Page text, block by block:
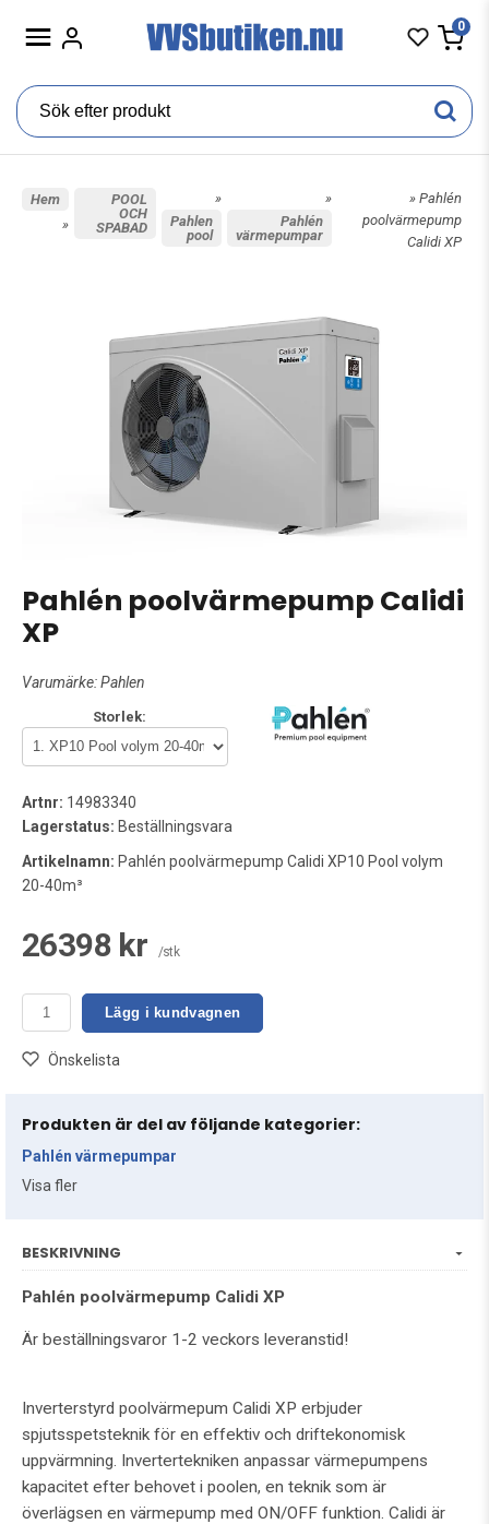
0
Hem
»
POOL
OCH
SPABAD
»
Pahlen
pool
»
Pahlén
värmepumpar
» Pahlén
poolvärmepump
Calidi XP
Pahlén poolvärmepump Calidi
XP
Varumärke:Pahlen
Storlek:
Artnr: 14983340
Lagerstatus: Beställningsvara
Artikelnamn: Pahlén poolvärmepump Calidi XP10 Pool volym
20-40m³
26398 kr /stk
Lägg i kundvagnen
Önskelista
Produkten är del av följande kategorier:
Pahlén värmepumpar
Visa fler
BESKRIVNING
Pahlén poolvärmepump Calidi XP
Är beställningsvaror 1-2 veckors leveranstid!
Inverterstyrd poolvärmepum Calidi XP erbjuder
spjutsspetsteknik för en effektiv och driftekonomisk
uppvärmning. Invertertekniken anpassar värmepumpens
kapacitet efter behovet i poolen, en teknik som är
överlägsen en värmepump med ON/OFF funktion. Calidi är